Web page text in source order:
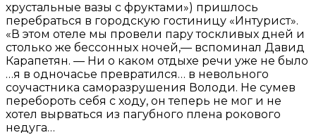
хрустальные вазы с фруктами») пришлось
перебраться в городскую гостиницу «Интурист».
«В этом отеле мы провели пару тоскливых дней и
столько же бессонных ночей,— вспоминал Давид
Карапетян. — Ни о каком отдыхе речи уже не было
…я в одночасье превратился… в невольного
соучастника саморазрушения Володи. Не сумев
перебороть себя с ходу, он теперь не мог и не
хотел вырваться из пагубного плена рокового
недуга…